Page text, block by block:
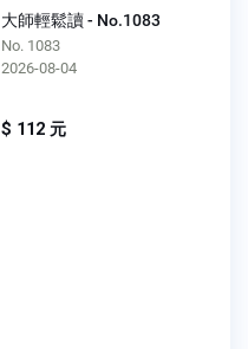
大師輕鬆讀 - No.1083
No. 1083
2026-08-04
$ 112 元